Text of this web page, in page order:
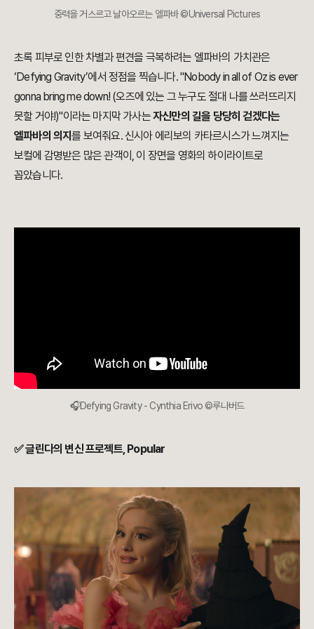
중력을 거스르고 날아오르는 엘파바 ©Universal Pictures
초록 피부로 인한 차별과 편견을 극복하려는 엘파바의 가치관은
‘Defying Gravity’에서 정점을 찍습니다. "Nobody in all of Oz is ever
gonna bring me down! (오즈에 있는 그 누구도 절대 나를 쓰러뜨리지
못할 거야!)"이라는 마지막 가사는자신만의 길을 당당히 걷겠다는
엘파바의 의지를 보여줘요. 신시아 에리보의 카타르시스가 느껴지는
보컬에 감명받은 많은 관객이, 이 장면을 영화의 하이라이트로
꼽았습니다.
🎧Defying Gravity - Cynthia Erivo ©루나버드
✅ 글린다의 변신 프로젝트, Popular